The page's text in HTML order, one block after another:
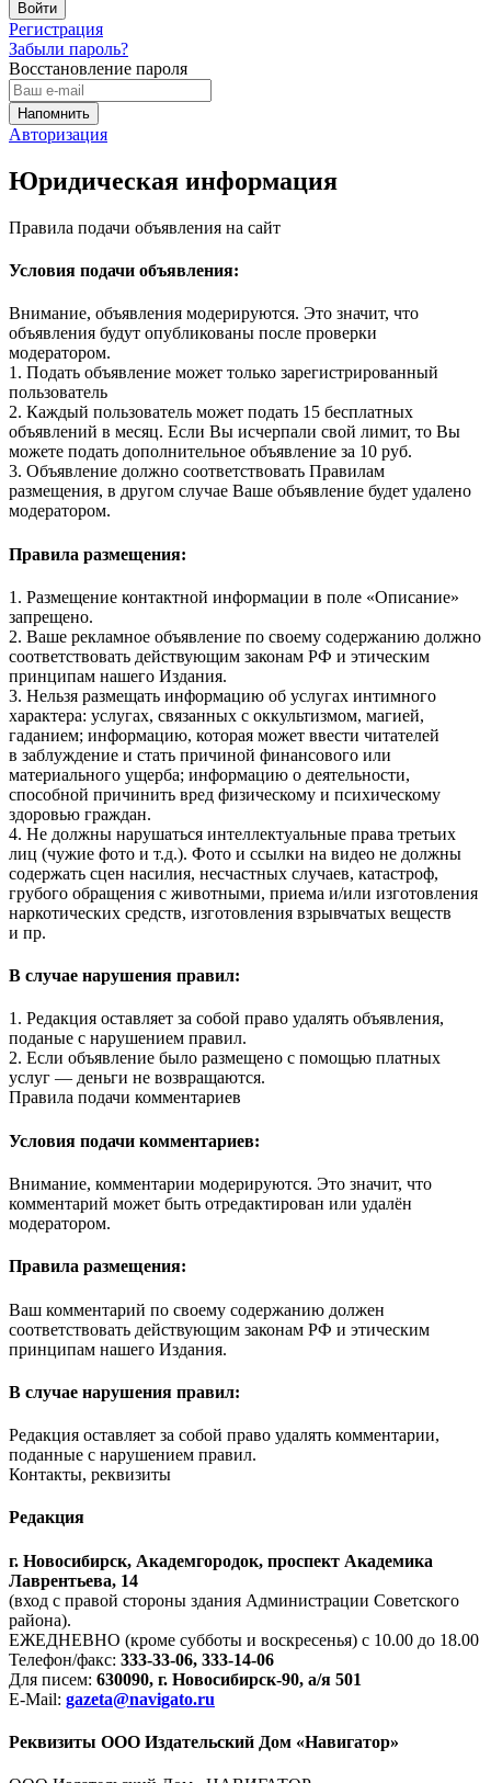
Регистрация
Забыли пароль?
Восстановление пароля
Авторизация
Юридическая информация
Правила подачи объявления на сайт
Условия подачи объявления:
Внимание, объявления модерируются. Это значит, что
объявления будут опубликованы после проверки
модератором.
1. Подать объявление может только зарегистрированный
пользователь
2. Каждый пользователь может подать 15 бесплатных
объявлений в месяц. Если Вы исчерпали свой лимит, то Вы
можете подать дополнительное объявление за 10 руб.
3. Объявление должно соответствовать Правилам
размещения, в другом случае Ваше объявление будет удалено
модератором.
Правила размещения:
1. Размещение контактной информации в поле «Описание»
запрещено.
2. Ваше рекламное объявление по своему содержанию должно
соответствовать действующим законам РФ и этическим
принципам нашего Издания.
3. Нельзя размещать информацию об услугах интимного
характера: услугах, связанных с оккультизмом, магией,
гаданием; информацию, которая может ввести читателей
в заблуждение и стать причиной финансового или
материального ущерба; информацию о деятельности,
способной причинить вред физическому и психическому
здоровью граждан.
4. Не должны нарушаться интеллектуальные права третьих
лиц (чужие фото и т.д.). Фото и ссылки на видео не должны
содержать сцен насилия, несчастных случаев, катастроф,
грубого обращения с животными, приема и/или изготовления
наркотических средств, изготовления взрывчатых веществ
и пр.
В случае нарушения правил:
1. Редакция оставляет за собой право удалять объявления,
поданые с нарушением правил.
2. Если объявление было размещено с помощью платных
услуг — деньги не возвращаются.
Правила подачи комментариев
Условия подачи комментариев:
Внимание, комментарии модерируются. Это значит, что
комментарий может быть отредактирован или удалён
модератором.
Правила размещения:
Ваш комментарий по своему содержанию должен
соответствовать действующим законам РФ и этическим
принципам нашего Издания.
В случае нарушения правил:
Редакция оставляет за собой право удалять комментарии,
поданные с нарушением правил.
Контакты, реквизиты
Редакция
г. Новосибирск, Академгородок, проспект Академика
Лаврентьева, 14
(вход с правой стороны здания Администрации Советского
района).
ЕЖЕДНЕВНО (кроме субботы и воскресенья) с 10.00 до 18.00
Телефон/факс: 333-33-06, 333-14-06
Для писем: 630090, г. Новосибирск-90, а/я 501
E-Mail: gazeta@navigato.ru
Реквизиты ООО Издательский Дом «Навигатор»